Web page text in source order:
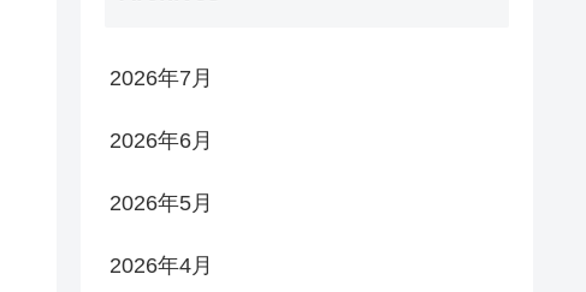
2026年7月
2026年6月
2026年5月
2026年4月